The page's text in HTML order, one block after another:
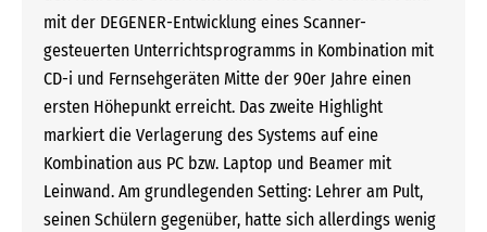
mit der DEGENER-Entwicklung eines Scanner-
gesteuerten Unterrichtsprogramms in Kombination mit
CD-i und Fernsehgeräten Mitte der 90er Jahre einen
ersten Höhepunkt erreicht. Das zweite Highlight
markiert die Verlagerung des Systems auf eine
Kombination aus PC bzw. Laptop und Beamer mit
Leinwand. Am grundlegenden Setting: Lehrer am Pult,
seinen Schülern gegenüber, hatte sich allerdings wenig